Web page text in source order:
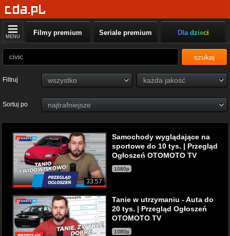
MENU Filmy premium Seriale premium Dla dzieci
szukaj
Filtruj
Sortuj po
33:57
Samochody wyglądające na
sportowe do 10 tys. | Przegląd
Ogłoszeń OTOMOTO TV
1080p
Tanie w utrzymaniu - Auta do
20 tys. | Przegląd Ogłoszeń
OTOMOTO TV
1080p